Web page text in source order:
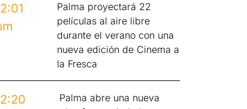
Palma proyectará 22
películas al aire libre
durante el verano con una
nueva edición de Cinema a
la Fresca
Palma abre una nueva